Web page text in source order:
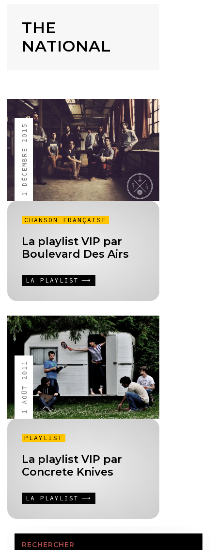
THE
NATIONAL
1 DÉCEMBRE 2015
CHANSON FRANÇAISE
La playlist VIP par
Boulevard Des Airs
LA PLAYLIST
1 AOÛT 2011
PLAYLIST
La playlist VIP par
Concrete Knives
LA PLAYLIST
RECHERCHER